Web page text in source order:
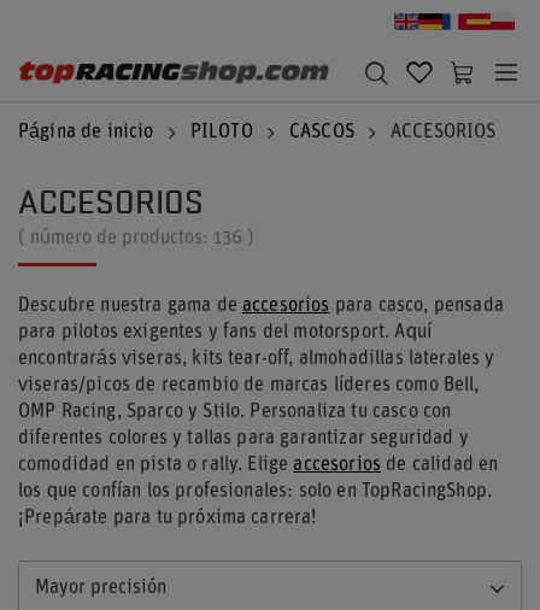
Página de inicio PILOTO CASCOS ACCESORIOS
ACCESORIOS
( número de productos: 136 )
Descubre nuestra gama de accesorios para casco, pensada
para pilotos exigentes y fans del motorsport. Aquí
encontrarás viseras, kits tear-off, almohadillas laterales y
viseras/picos de recambio de marcas líderes como Bell,
OMP Racing, Sparco y Stilo. Personaliza tu casco con
diferentes colores y tallas para garantizar seguridad y
comodidad en pista o rally. Elige accesorios de calidad en
los que confían los profesionales: solo en TopRacingShop.
¡Prepárate para tu próxima carrera!
Mayor precisión